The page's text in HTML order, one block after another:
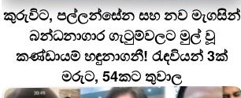
කුරුවිට, පල්ලන්සේන සහ නව මැගසින්
බන්ධනාගාර ගැටුම්වලට මුල් වූ
කණ්ඩායම් හඳුනාගනී! රැඳවියන් 3ක්
මරුට, 54කට තුවාල